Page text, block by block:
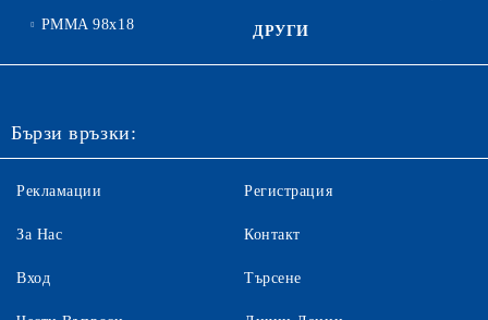
PMMA 98x18 ДРУГИ
Бързи връзки:
Рекламации
За Нас
Вход
Регистрация
Контакт
Търсене